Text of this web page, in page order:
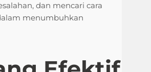
dan mencari cara
menumbuhkan